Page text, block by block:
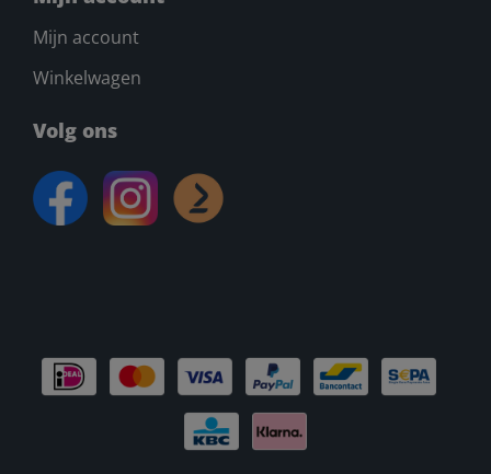
Mijn account
Winkelwagen
Volg ons